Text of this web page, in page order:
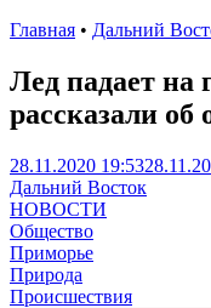
Главная • Дальний
Лед падает на
рассказали об
28.11.2020 19:53
Дальний Восток
НОВОСТИ
Общество
Приморье
Природа
Происшествия